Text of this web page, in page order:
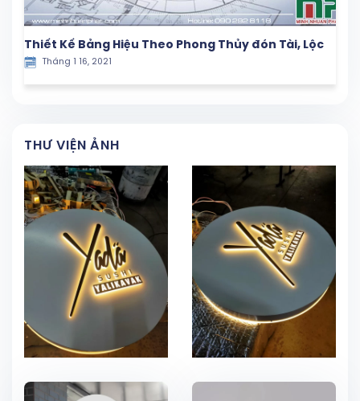
Thiết Kế Bảng Hiệu Theo Phong Thủy đón Tài, Lộc
Tháng 1 16, 2021
THƯ VIỆN ẢNH